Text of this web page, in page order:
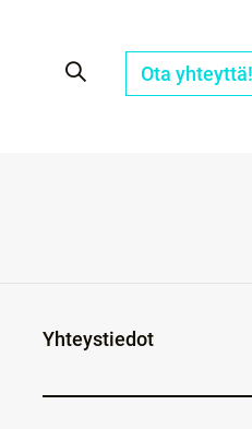
Ota yhteyttä!
Yhteystiedot